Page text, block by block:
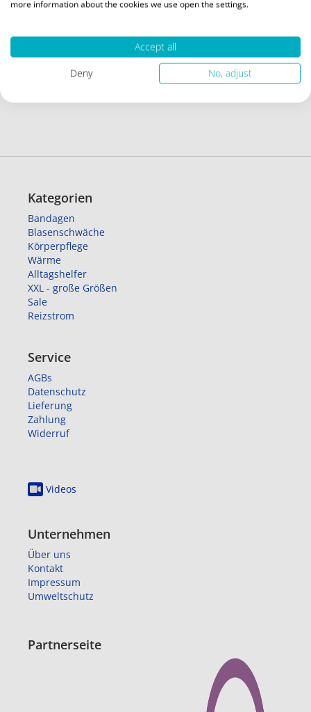
Versandkosten
Warenkorb
WUNSCHLISTE
Kategorien
Bandagen
Blasenschwäche
Körperpflege
Wärme
Alltagshelfer
XXL - große Größen
Sale
Reizstrom
Service
AGBs
Datenschutz
Lieferung
Zahlung
Widerruf
Videos
Unternehmen
Über uns
Kontakt
Impressum
Umweltschutz
Partnerseite
more information about the cookies we use open the settings.
Accept all
Deny
No, adjust